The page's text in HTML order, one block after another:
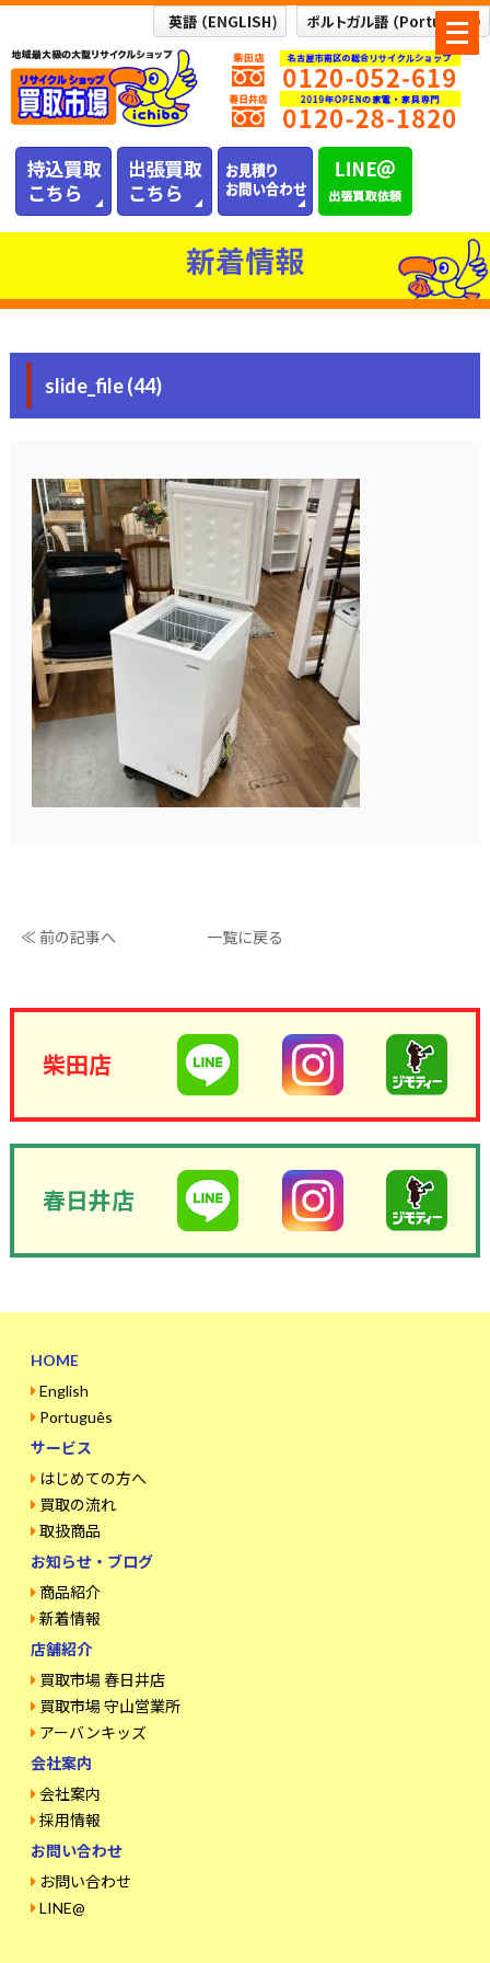
メ
ニ
ュ
ー
新着情報
slide_file (44)
≪ 前の記事へ 一覧に戻る
柴田店
春日井店
HOME
English
Português
サービス
はじめての方へ
買取の流れ
取扱商品
お知らせ・ブログ
商品紹介
新着情報
店舗紹介
買取市場 春日井店
買取市場 守山営業所
アーバンキッズ
会社案内
会社案内
採用情報
お問い合わせ
お問い合わせ
LINE@